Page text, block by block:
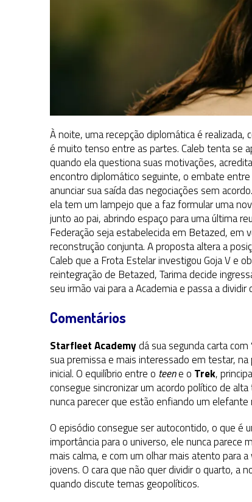
À noite, uma recepção diplomática é
é muito tenso entre as partes. Caleb tenta se
quando ela questiona suas motivações,
encontro diplomático seguinte, o embate
anunciar sua saída das negociações sem
ela tem um lampejo que a faz formular uma
junto ao pai, abrindo espaço para uma última
Federação seja estabelecida em Betazed, em
reconstrução conjunta. A proposta altera a
Caleb que a Frota Estelar investigou Goja V e
reintegração de Betazed, Tarima decide
seu irmão vai para a Academia e passa a
Comentários
Starfleet Academydá sua segunda carta com
sua premissa e mais interessado em testar,
inicial. O equilíbrio entre o teene o Trek,
consegue sincronizar um acordo político de
nunca parecer que estão enfiando um elefante
O episódio consegue ser autocontido, o que
importância para o universo, ele nunca parece
mais calma, e com um olhar mais atento para
jovens. O cara que não quer dividir o quarto, a
quando discute temas geopolíticos.